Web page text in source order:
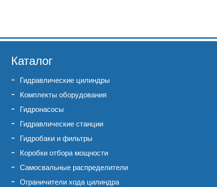
Каталог
Гидравлические цилиндры
Комплекты оборудования
Гидронасосы
Гидравлические станции
Гидробаки и фильтры
Коробки отбора мощности
Самосвальные распределители
Ограничители хода цилиндра